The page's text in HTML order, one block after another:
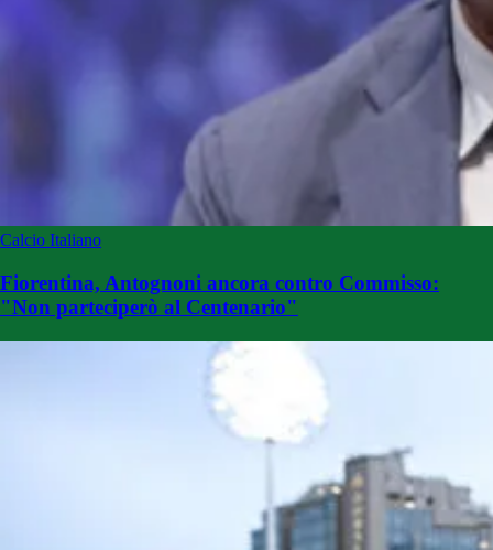
Calcio Italiano
Fiorentina, Antognoni ancora contro Commisso:
"Non parteciperò al Centenario"